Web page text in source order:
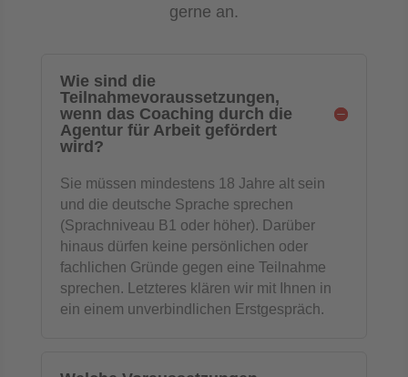
gerne an.
Wie sind die
Teilnahmevoraussetzungen,
wenn das Coaching durch die
Agentur für Arbeit gefördert
wird?
Sie müssen mindestens 18 Jahre alt sein
und die deutsche Sprache sprechen
(Sprachniveau B1 oder höher). Darüber
hinaus dürfen keine persönlichen oder
fachlichen Gründe gegen eine Teilnahme
sprechen. Letzteres klären wir mit Ihnen in
ein einem unverbindlichen Erstgespräch.